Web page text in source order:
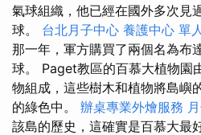
氣球組織，他已經在國外多次見
球。 台北月子中心 養護中心 單
那一年，軍方購買了兩個名為布
球。 Paget教區的百慕大植物園
物組成，這些樹木和植物將島嶼
的綠色中。 辦桌專業外燴服務
該島的歷史，這確實是百慕大最